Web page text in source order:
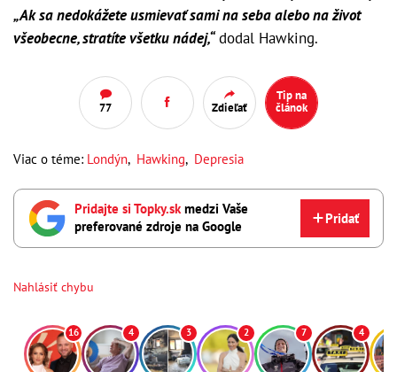
„Ak sa nedokážete usmievať sami na seba alebo na život
všeobecne, stratíte všetku nádej,“dodal Hawking.
77 Zdieľať
Tip na
článok
Viac o téme: Londýn, Hawking, Depresia
Pridajte si Topky.skmedzi Vaše
preferované zdroje na Google
Pridať
Nahlásiť chybu
16 4 3 2 7 4